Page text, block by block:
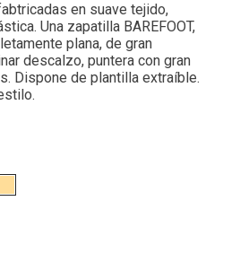
en suave tejido,
Una zapatilla BAREFOOT,
plana, de gran
descalzo, puntera con gran
Dispone de plantilla extraíble.